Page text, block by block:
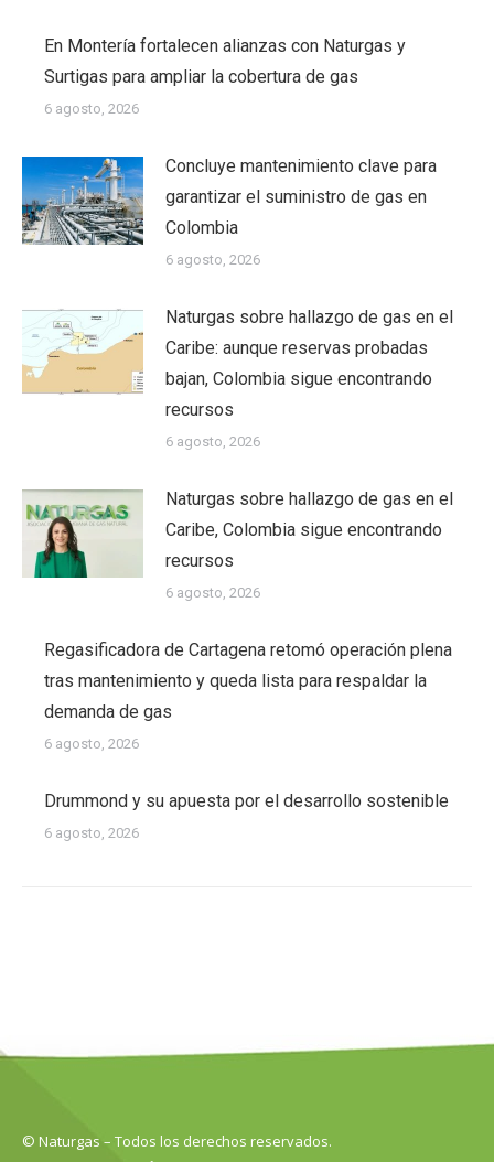
En Montería fortalecen alianzas con Naturgas y
Surtigas para ampliar la cobertura de gas
6 agosto, 2026
Concluye mantenimiento clave para
garantizar el suministro de gas en
Colombia
6 agosto, 2026
Naturgas sobre hallazgo de gas en el
Caribe: aunque reservas probadas
bajan, Colombia sigue encontrando
recursos
6 agosto, 2026
Naturgas sobre hallazgo de gas en el
Caribe, Colombia sigue encontrando
recursos
6 agosto, 2026
Regasificadora de Cartagena retomó operación plena
tras mantenimiento y queda lista para respaldar la
demanda de gas
6 agosto, 2026
Drummond y su apuesta por el desarrollo sostenible
6 agosto, 2026
© Naturgas – Todos los derechos reservados.